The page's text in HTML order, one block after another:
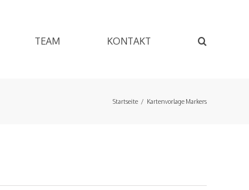
TEAM KONTAKT
Startseite / Kartenvorlage Markers